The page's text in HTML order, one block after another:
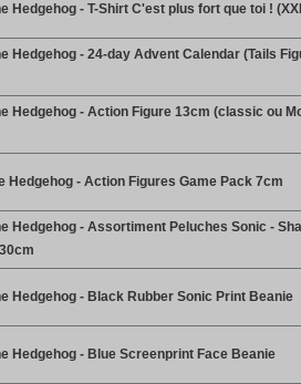
Hedgehog - T-Shirt C'est plus fort que toi !
Hedgehog - 24-day Advent Calendar (Tails
Hedgehog - Action Figure 13cm (classic ou
Hedgehog - Action Figures Game Pack 7cm
Hedgehog - Assortiment Peluches Sonic -
Hedgehog - Black Rubber Sonic Print Beanie
Hedgehog - Blue Screenprint Face Beanie